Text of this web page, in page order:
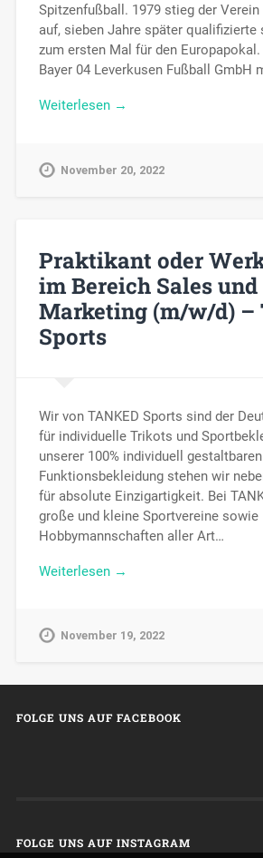
Spitzenfußball. 1979 stieg der
auf, sieben Jahre später qualifizierte
zum ersten Mal für den
Bayer 04 Leverkusen Fußball GmbH
Weiterlesen →
November 20, 2022
Praktikant oder
im Bereich Sales und
Marketing (m/w/d) –
Sports
Wir von TANKED Sports sind der
für individuelle Trikots und
unserer 100% individuell
Funktionsbekleidung stehen wir
für absolute Einzigartigkeit. Bei
große und kleine Sportvereine sowie
Hobbymannschaften aller Art…
Weiterlesen →
November 19, 2022
FOLGE UNS AUF FACEBOOK
FOLGE UNS AUF INSTAGRAM